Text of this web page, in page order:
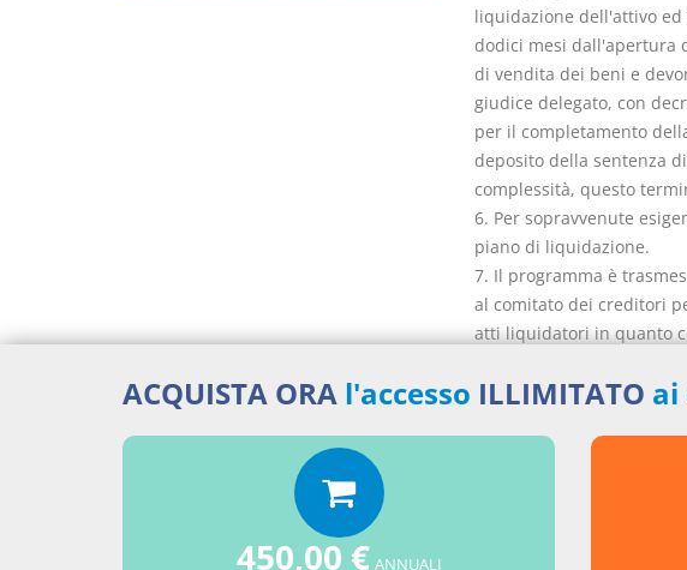
liquidazione dell'attivo
dodici mesi dall'apertura
di vendita dei beni e
giudice delegato, con
per il completamento
deposito della sentenza
complessità, questo
6. Per sopravvenute
piano di liquidazione.
7. Il programma è
al comitato dei creditori
atti liquidatori in quanto
giustificato motivo è
ACQUISTA ORA l'accesso ILLIMITATO ai
450,00 € ANNUALI